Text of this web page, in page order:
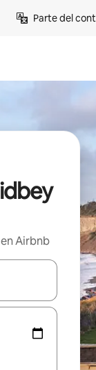
Parte del
Airbnb
navegar